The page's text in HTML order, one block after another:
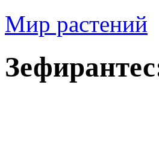
Мир растений